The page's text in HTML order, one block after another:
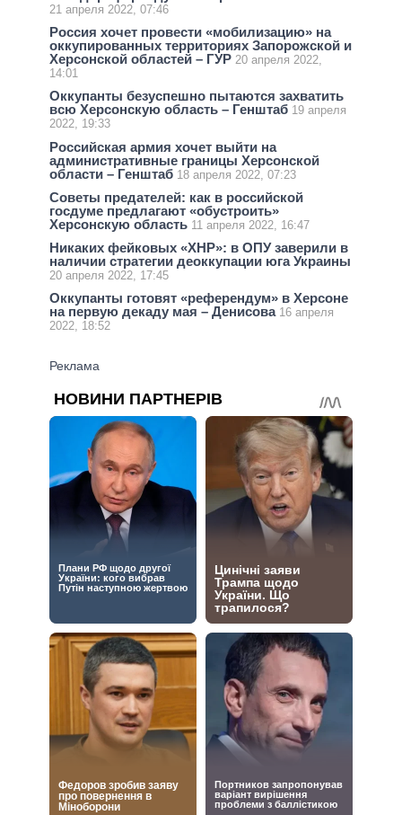
21 апреля 2022, 07:46
Россия хочет провести «мобилизацию» на
оккупированных территориях Запорожской и
Херсонской областей – ГУР 20 апреля 2022,
14:01
Оккупанты безуспешно пытаются захватить
всю Херсонскую область – Генштаб 19 апреля
2022, 19:33
Российская армия хочет выйти на
административные границы Херсонской
области – Генштаб 18 апреля 2022, 07:23
Советы предателей: как в российской
госдуме предлагают «обустроить»
Херсонскую область 11 апреля 2022, 16:47
Никаких фейковых «ХНР»: в ОПУ заверили в
наличии стратегии деоккупации юга Украины
20 апреля 2022, 17:45
Оккупанты готовят «референдум» в Херсоне
на первую декаду мая – Денисова 16 апреля
2022, 18:52